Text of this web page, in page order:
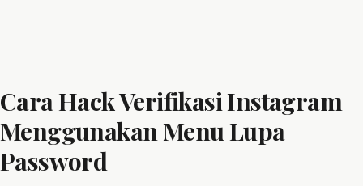
Cara Hack Verifikasi Instagram
Menggunakan Menu Lupa
Password